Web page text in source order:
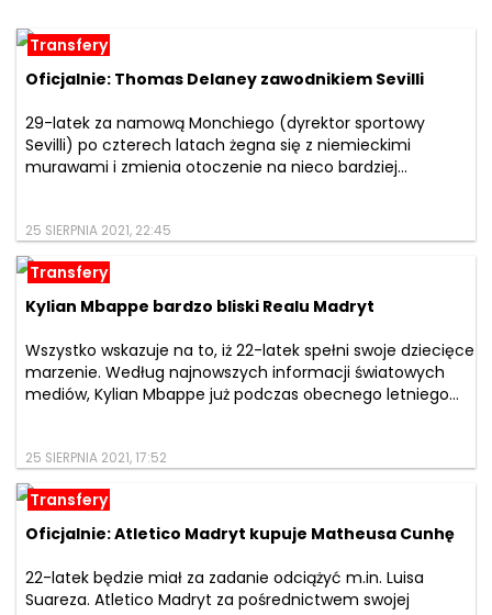
Transfery
Oficjalnie: Thomas Delaney zawodnikiem Sevilli
29-latek za namową Monchiego (dyrektor sportowy
Sevilli) po czterech latach żegna się z niemieckimi
murawami i zmienia otoczenie na nieco bardziej...
25 SIERPNIA 2021, 22:45
Transfery
Kylian Mbappe bardzo bliski Realu Madryt
Wszystko wskazuje na to, iż 22-latek spełni swoje dziecięce
marzenie. Według najnowszych informacji światowych
mediów, Kylian Mbappe już podczas obecnego letniego...
25 SIERPNIA 2021, 17:52
Transfery
Oficjalnie: Atletico Madryt kupuje Matheusa Cunhę
22-latek będzie miał za zadanie odciążyć m.in. Luisa
Suareza. Atletico Madryt za pośrednictwem swojej